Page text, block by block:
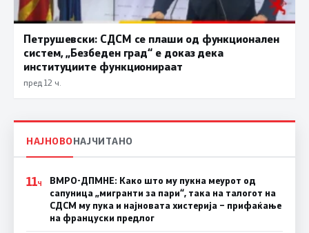
Петрушевски: СДСМ се плаши од функционален
систем, „Безбеден град“ е доказ дека
институциите функционираат
пред 12 ч.
НАЈНОВОНАЈЧИТАНО
11Ч
ВМРО-ДПМНЕ: Како што му пукна меурот од
сапуница „мигранти за пари“, така на талогот на
СДСМ му пука и најновата хистерија – прифаќање
на француски предлог